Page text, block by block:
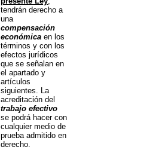
tendrán derecho a
una
compensación
económica en los
términos y con los
efectos jurídicos
que se señalan en
el apartado y
artículos
siguientes. La
acreditación del
trabajo efectivo
se podrá hacer con
cualquier medio de
prueba admitido en
derecho.